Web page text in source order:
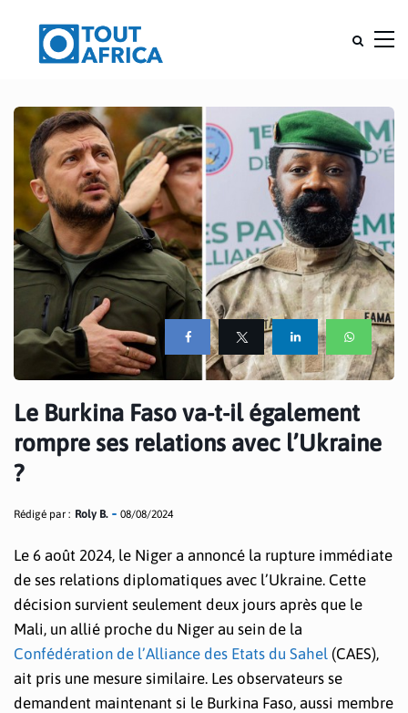
Le Burkina Faso va-t-il également
rompre ses relations avec l’Ukraine
?
Rédigé par : Roly B. 08/08/2024
Le 6 août 2024, le Niger a annoncé la rupture immédiate
de ses relations diplomatiques avec l’Ukraine. Cette
décision survient seulement deux jours après que le
Mali, un allié proche du Niger au sein de la
Confédération de l’Alliance des Etats du Sahel (CAES),
ait pris une mesure similaire. Les observateurs se
demandent maintenant si le Burkina Faso, aussi membre